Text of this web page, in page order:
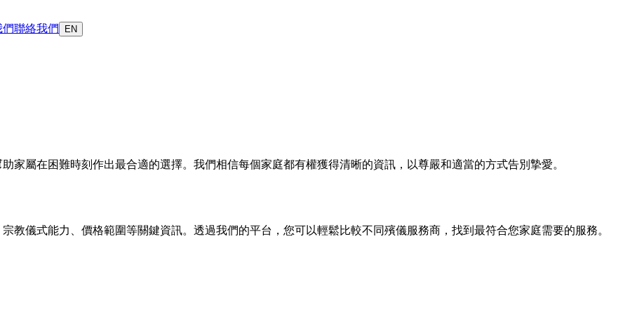
聯絡我們 EN
家屬在困難時刻作出最合適的選擇。我們相信每個家庭都有權獲得清晰的資訊，以尊嚴和適當的方式告別摯愛。
教儀式能力、價格範圍等關鍵資訊。透過我們的平台，您可以輕鬆比較不同殯儀服務商，找到最符合您家庭需要的服務。